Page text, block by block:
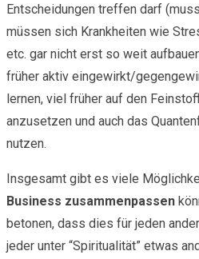
Entscheidungen treffen darf
müssen sich Krankheiten wie
etc. gar nicht erst so weit
früher aktiv eingewirkt/
lernen, viel früher auf den
anzusetzen und auch das
nutzen.
Insgesamt gibt es viele
Business zusammenpassen
betonen, dass dies für jeden
jeder unter “Spiritualität” etwas